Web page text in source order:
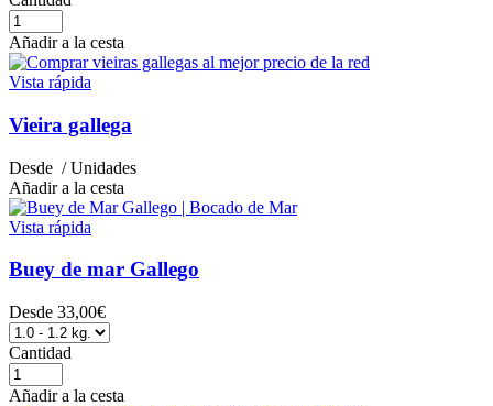
Añadir a la cesta
Vista rápida
Vieira gallega
Desde / Unidades
Añadir a la cesta
Vista rápida
Buey de mar Gallego
Desde 33,00€
Cantidad
Añadir a la cesta